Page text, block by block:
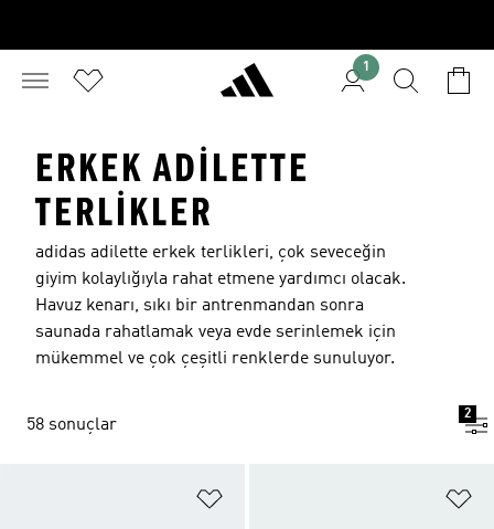
1
ERKEK ADILETTE
TERLIKLER
adidas adilette erkek terlikleri, çok seveceğin
giyim kolaylığıyla rahat etmene yardımcı olacak.
Havuz kenarı, sıkı bir antrenmandan sonra
saunada rahatlamak veya evde serinlemek için
mükemmel ve çok çeşitli renklerde sunuluyor.
58 sonuçlar
2